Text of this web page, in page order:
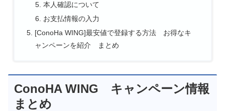
本人確認について
お支払情報の入力
[ConoHa WING]最安値で登録する方法 お得なキ
ャンペーンを紹介 まとめ
ConoHA WING キャンペーン情報
まとめ